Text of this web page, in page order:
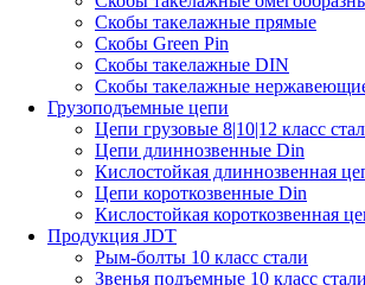
Скобы такелажные прямые
Скобы Green Pin
Скобы такелажные DIN
Скобы такелажные
Грузоподъемные цепи
Цепи грузовые 8|10|12 класс
Цепи длиннозвенные Din
Кислостойкая длиннозвенная
Цепи короткозвенные Din
Кислостойкая короткозвенная
Продукция JDT
Рым-болты 10 класс стали
Звенья подъемные 10 класс стали